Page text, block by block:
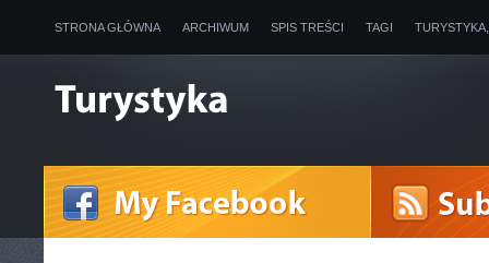
STRONA GŁÓWNA ARCHIWUM SPIS TREŚCI TAGI